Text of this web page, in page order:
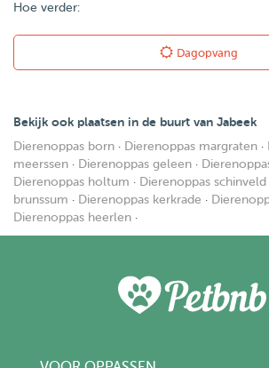
Hoe verder:
Dagopvang
Bekijk ook plaatsen in de buurt van Jabeek
Dierenoppas born · Dierenoppas margraten ·
meerssen · Dierenoppas geleen ·
Dierenoppas holtum · Dierenoppas schinveld
brunssum · Dierenoppas kerkrade ·
Dierenoppas heerlen ·